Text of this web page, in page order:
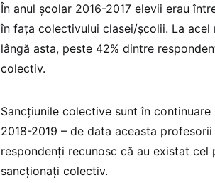
În anul școlar 2016-2017 elevii erau
în fața colectivului clasei/școlii. La acel
lângă asta, peste 42% dintre
colectiv.
Sancțiunile colective sunt în
2018-2019 – de data aceasta
respondenți recunosc că au existat
sancționați colectiv.